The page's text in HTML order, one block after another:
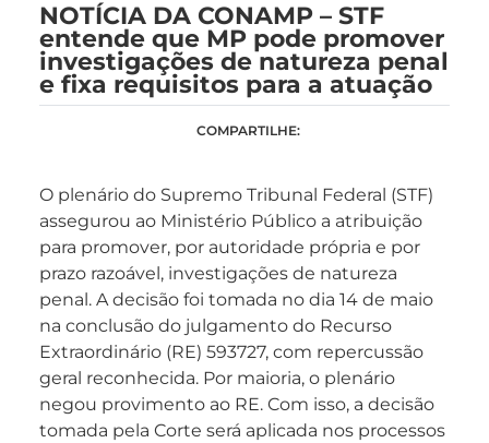
NOTÍCIA DA CONAMP – STF
entende que MP pode promover
investigações de natureza penal
e fixa requisitos para a atuação
COMPARTILHE:
O plenário do Supremo Tribunal Federal (STF)
assegurou ao Ministério Público a atribuição
para promover, por autoridade própria e por
prazo razoável, investigações de natureza
penal. A decisão foi tomada no dia 14 de maio
na conclusão do julgamento do Recurso
Extraordinário (RE) 593727, com repercussão
geral reconhecida. Por maioria, o plenário
negou provimento ao RE. Com isso, a decisão
tomada pela Corte será aplicada nos processos